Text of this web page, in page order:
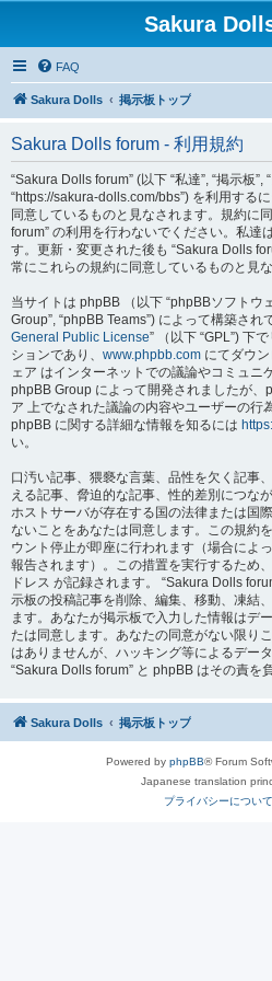
Sakura
FAQ
Sakura Dolls 掲示板トップ
Sakura Dolls forum - 利用規約
“Sakura Dolls forum” (以下 “私達”, “掲示板”,
“https://sakura-dolls.com/bbs”) を利用する
同意しているものと見なされます。規約に
forum” の利用を行わないでください。私達
す。更新・変更された後も “Sakura Dolls
常にこれらの規約に同意しているものと見な
当サイトは phpBB （以下 “phpBBソフトウ
Group”, “phpBB Teams”) によって構築さ
General Public License” （以下 “GPL”) 下
ションであり、 www.phpbb.com にてダウ
ェア はインターネットでの議論やコミュニ
phpBB Group によって開発されましたが
ア 上でなされた議論の内容やユーザーの行
phpBB に関する詳細な情報を知るには
い。
口汚い記事、猥褻な言葉、品性を欠く記事
える記事、脅迫的な記事、性的差別につな
ホストサーバが存在する国の法律または国
ないことをあなたは同意します。この規約
ウント停止が即座に行われます（場合によ
報告されます）。この措置を実行するため
ドレス が記録されます。 “Sakura Dolls
示板の投稿記事を削除、編集、移動、凍結
ます。あなたが掲示板で入力した情報はデ
たは同意します。あなたの同意がない限り
はありませんが、ハッキング等によるデー
“Sakura Dolls forum” と phpBB はその責を
Sakura Dolls 掲示板トップ
Powered by phpBB® Forum
Japanese translation
プライバシーについて